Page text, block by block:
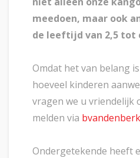
meedoen, maar ook
de leeftijd van 2,5 tot
Omdat het van belang
hoeveel kinderen
vragen we u vriendelijk
melden via
Ondergetekende heeft